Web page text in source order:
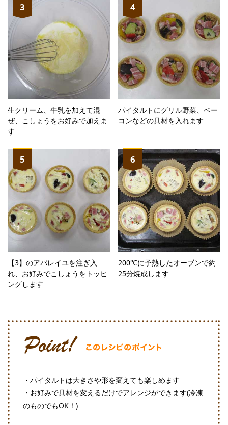
3
生クリーム、牛乳を加えて混
ぜ、こしょうをお好みで加えま
す
4
パイタルトにグリル野菜、ベー
コンなどの具材を入れます
5
【3】のアパレイユを注ぎ入
れ、お好みでこしょうをトッピ
ングします
6
200℃に予熱したオーブンで約
25分焼成します
・パイタルトは大きさや形を変えても楽しめます
・お好みで具材を変えるだけでアレンジができます(冷凍
のものでもOK！)